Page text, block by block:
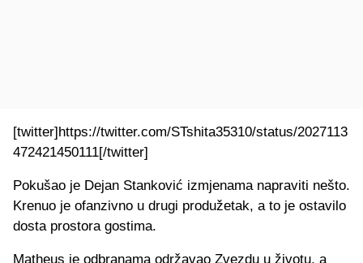
[twitter]https://twitter.com/STshita35310/status/2027113
472421450111[/twitter]
Pokušao je Dejan Stanković izmjenama napraviti nešto.
Krenuo je ofanzivno u drugi produžetak, a to je ostavilo
dosta prostora gostima.
Matheus je odbranama održavao Zvezdu u životu, a